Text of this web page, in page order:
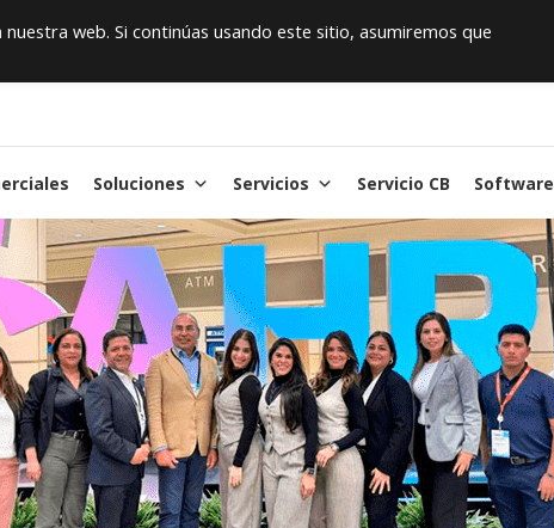
Soluciones Servicios Servicio CB Software
web. Si continúas usando este sitio, asumiremos que